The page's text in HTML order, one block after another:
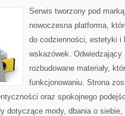
Serwis tworzony pod
nowoczesna platforma,
do codzienności, estetyki i
wskazówek.
rozbudowane materiały,
funkcjonowaniu. Strona
oraz spokojnego
dotyczące mody, dbania o